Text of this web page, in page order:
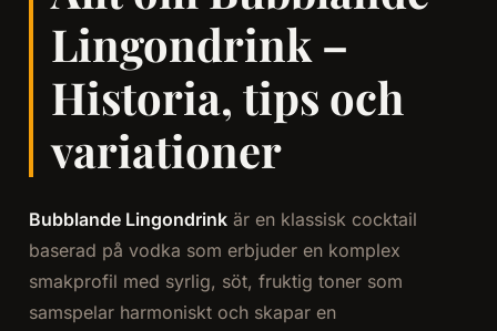
Lingondrink –
Historia, tips och
variationer
Bubblande Lingondrinkär en klassisk cocktail
baserad på vodka som erbjuder en komplex
smakprofil med syrlig, söt, fruktig toner som
samspelar harmoniskt och skapar en